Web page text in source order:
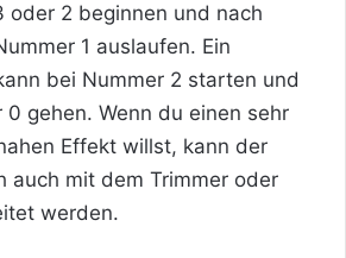
oder 2 beginnen und nach
1 auslaufen. Ein
bei Nummer 2 starten und
gehen. Wenn du einen sehr
Effekt willst, kann der
auch mit dem Trimmer oder
werden.